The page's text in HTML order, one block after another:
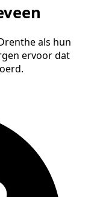
als hun
ervoor dat